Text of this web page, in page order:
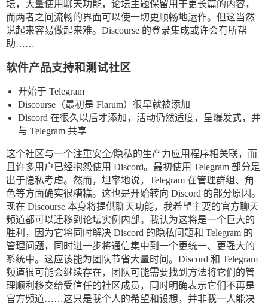
坛，大量使用聊天功能，论坛主题保留用于更长篇的内容，
而两者之间流畅的界面可以使一切更顺畅地运作。但这当然
说起来容易做起来难。Discourse 的登录集成或许会有所帮
助……
软件产品支持和测试社区
开始于 Telegram
Discourse（最初是 Flarum）很早就被添加
Discord 在很久以后才添加，活动仍然适度，呈爆发式，并
与 Telegram 共享
这个社区与一个注重安全/隐私的生产力应用程序相关联，而
且许多用户已经抱怨使用 Discord。最初使用 Telegram 部分是
出于隐私考虑。然而，坦率地说，Telegram 在管理群组、角
色等方面确实很糟糕。这也是开始转向 Discord 的部分原因。
现在 Discourse 本身将提供聊天功能，我希望主要的官方聊天
频道都可以迁移到论坛实例内部。我认为这将是一个巨大的
胜利，因为它将同时解决 Discord 的隐私问题和 Telegram 的
管理问题，同时进一步将通信集中到一个更统一、更强大的
系统中。这应该能为团队节省大量时间。Discord 和 Telegram
频道很可能会继续存在，团队可能需要找到方法将它们的管
理顺利移交给受信任的社区成员，同时明确表示它们不再是
官方频道……这只是我个人的希望和设想，并非我一人能决